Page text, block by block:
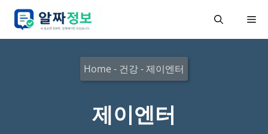
메
Home - 건강-제이엔터
제이엔터